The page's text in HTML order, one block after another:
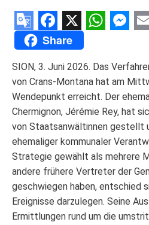
Google
Translate
Facebook
X
Share
SION, 3. Juni 2026. Das
von Crans-Montana hat am
Wendepunkt erreicht. Der
Chermignon, Jérémie Rey, hat
von Staatsanwältinnen gestellt
ehemaliger kommunaler
Strategie gewählt als mehrere
andere frühere Vertreter der
geschwiegen haben, entschied
Ereignisse darzulegen. Seine
Ermittlungen rund um die